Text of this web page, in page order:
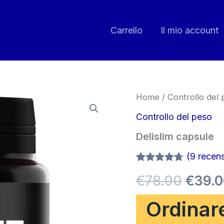
Carrello Il mio account
Home / Controllo del
Controllo del peso
Delislim capsule
4.63su 5
su base
di
recensioni
(9
€78.00 Il
€